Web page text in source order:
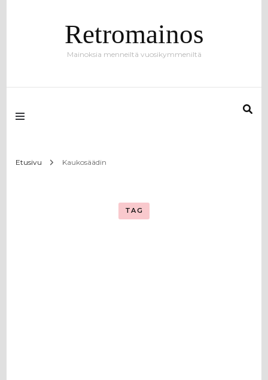
Retromainos
Mainoksia menneiltä vuosikymmeniltä
Etusivu Kaukosäädin
TAG